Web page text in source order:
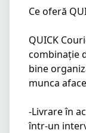
Ce oferă
QUICK
combinație
bine
munca
-Livrare în
într-un